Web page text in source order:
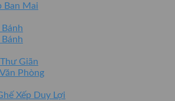
Ban Mai
Giãn
Phòng
Xếp Duy Lợi